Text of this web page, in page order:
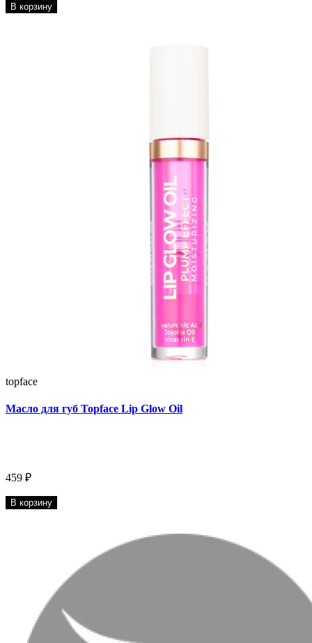
В корзину
topface
Масло для губ Topface Lip Glow Oil
459 ₽
В корзину